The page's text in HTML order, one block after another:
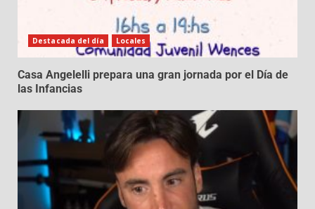
Destacada del día Locales
Casa Angelelli prepara una gran jornada por el Día de
las Infancias